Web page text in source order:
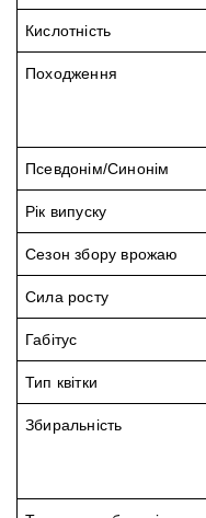
Кислотність
Походження
Псевдонім/Синонім
Рік випуску
Сезон збору врожаю
Сила росту
Габітус
Тип квітки
Збиральність